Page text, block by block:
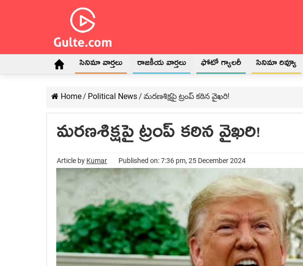
సినిమా వార్తలు రాజకీయ వార్తలు ఫోటో గ్యాలరీ సినిమా రివ్యూ
Home/ Political News/ మరణశిక్షపై ట్రంప్ కఠిన వైఖరి!
మరణశిక్షపై ట్రంప్ కఠిన వైఖరి!
Article by Kumar Published on: 7:36 pm, 25 December 2024